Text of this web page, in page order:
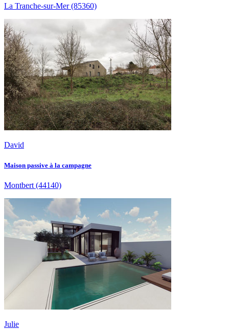
La Tranche-sur-Mer(85360)
David
Maison passive à la campagne
Montbert (44140)
Julie